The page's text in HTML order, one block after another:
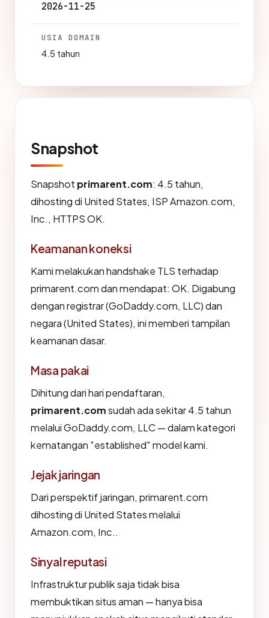
2026-11-25
USIA DOMAIN
4.5 tahun
Snapshot
Snapshot primarent.com: 4.5 tahun,
dihosting di United States, ISP Amazon.com,
Inc., HTTPS OK.
Keamanan koneksi
Kami melakukan handshake TLS terhadap
primarent.com dan mendapat: OK. Digabung
dengan registrar (GoDaddy.com, LLC) dan
negara (United States), ini memberi tampilan
keamanan dasar.
Masa pakai
Dihitung dari hari pendaftaran,
primarent.comsudah ada sekitar 4.5 tahun
melalui GoDaddy.com, LLC — dalam kategori
kematangan "established" model kami.
Jejak jaringan
Dari perspektif jaringan, primarent.com
dihosting di United States melalui
Amazon.com, Inc..
Sinyal reputasi
Infrastruktur publik saja tidak bisa
membuktikan situs aman — hanya bisa